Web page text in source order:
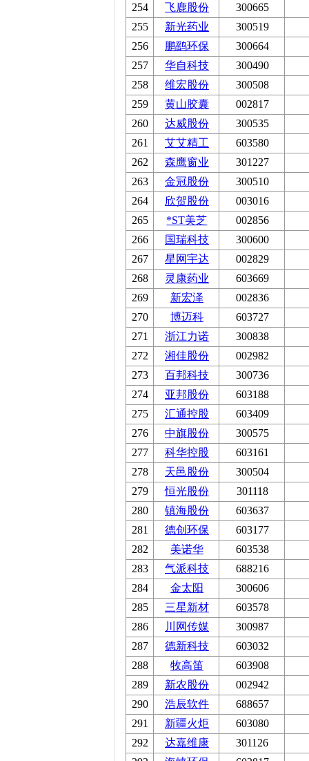
254
飞鹿股份
300665
255
新光药业
300519
256
鹏鹞环保
300664
257
华自科技
300490
258
维宏股份
300508
259
黄山胶囊
002817
260
达威股份
300535
261
艾艾精工
603580
262
森鹰窗业
301227
263
金冠股份
300510
264
欣贺股份
003016
265
*ST美芝
002856
266
国瑞科技
300600
267
星网宇达
002829
268
灵康药业
603669
269
新宏泽
002836
270
博迈科
603727
271
浙江力诺
300838
272
湘佳股份
002982
273
百邦科技
300736
274
亚邦股份
603188
275
汇通控股
603409
276
中旗股份
300575
277
科华控股
603161
278
天邑股份
300504
279
恒光股份
301118
280
镇海股份
603637
281
德创环保
603177
282
美诺华
603538
283
气派科技
688216
284
金太阳
300606
285
三星新材
603578
286
川网传媒
300987
287
德新科技
603032
288
牧高笛
603908
289
新农股份
002942
290
浩辰软件
688657
291
新疆火炬
603080
292
达嘉维康
301126